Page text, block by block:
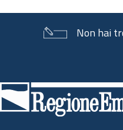
Non hai
di
pagina